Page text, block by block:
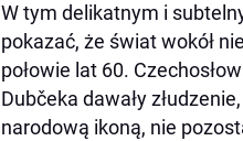
W tym delikatnym i
pokazać, że świat wokół
połowie lat 60.
Dubčeka dawały
narodową ikoną, nie